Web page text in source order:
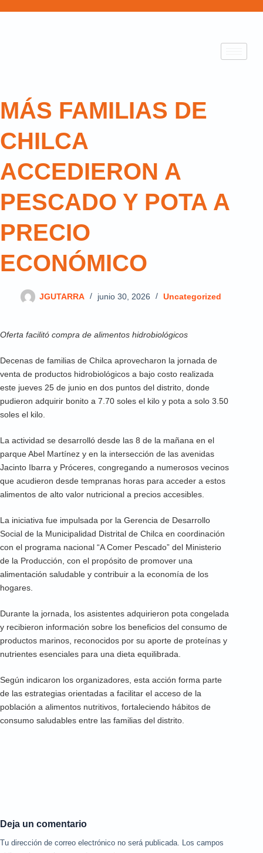
MÁS FAMILIAS DE
CHILCA
ACCEDIERON A
PESCADO Y POTA A
PRECIO
ECONÓMICO
JGUTARRA junio 30, 2026 Uncategorized
Oferta facilitó compra de alimentos hidrobiológicos
Decenas de familias de Chilca aprovecharon la jornada de
venta de productos hidrobiológicos a bajo costo realizada
este jueves 25 de junio en dos puntos del distrito, donde
pudieron adquirir bonito a 7.70 soles el kilo y pota a solo 3.50
soles el kilo.
La actividad se desarrolló desde las 8 de la mañana en el
parque Abel Martínez y en la intersección de las avenidas
Jacinto Ibarra y Próceres, congregando a numerosos vecinos
que acudieron desde tempranas horas para acceder a estos
alimentos de alto valor nutricional a precios accesibles.
La iniciativa fue impulsada por la Gerencia de Desarrollo
Social de la Municipalidad Distrital de Chilca en coordinación
con el programa nacional “A Comer Pescado” del Ministerio
de la Producción, con el propósito de promover una
alimentación saludable y contribuir a la economía de los
hogares.
Durante la jornada, los asistentes adquirieron pota congelada
y recibieron información sobre los beneficios del consumo de
productos marinos, reconocidos por su aporte de proteínas y
nutrientes esenciales para una dieta equilibrada.
Según indicaron los organizadores, esta acción forma parte
de las estrategias orientadas a facilitar el acceso de la
población a alimentos nutritivos, fortaleciendo hábitos de
consumo saludables entre las familias del distrito.
Deja un comentario
Tu dirección de correo electrónico no será publicada. Los campos